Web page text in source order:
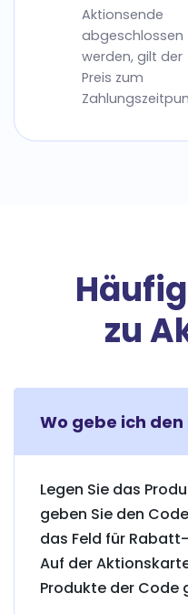
Aktionsende
abgeschlossen
werden, gilt der
Preis zum
zu
Wo gebe ich
Legen Sie das
geben Sie den
das Feld für
Auf der
Produkte der Code